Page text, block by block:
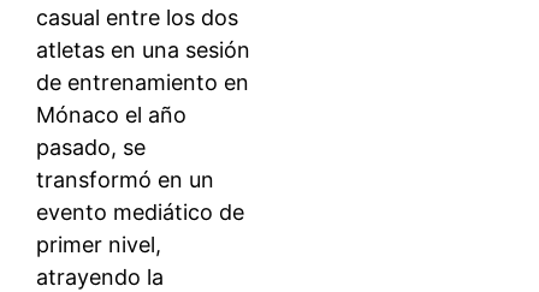
casual entre los dos
atletas en una sesión
de entrenamiento en
Mónaco el año
pasado, se
transformó en un
evento mediático de
primer nivel,
atrayendo la